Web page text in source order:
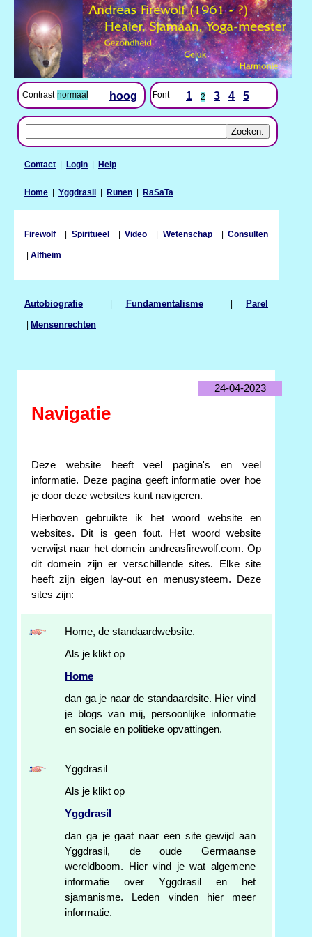
Contrast normaal hoog Font 1 2 3 4 5
Contact | Login | Help
Home | Yggdrasil | Runen | RaSaTa
Firewolf | Spiritueel| Video | Wetenschap| Consulten
| Alfheim
Autobiografie | Fundamentalisme| Parel
| Mensenrechten
24-04-2023
Navigatie
Deze website heeft veel pagina's en veel
informatie. Deze pagina geeft informatie over hoe
je door deze websites kunt navigeren.
Hierboven gebruikte ik het woord website en
websites. Dit is geen fout. Het woord website
verwijst naar het domein andreasfirewolf.com. Op
dit domein zijn er verschillende sites. Elke site
heeft zijn eigen lay-out en menusysteem. Deze
sites zijn:
Home, de standaardwebsite.
Als je klikt op
Home
dan ga je naar de standaardsite. Hier vind
je blogs van mij, persoonlijke informatie
en sociale en politieke opvattingen.
Yggdrasil
Als je klikt op
Yggdrasil
dan ga je gaat naar een site gewijd aan
Yggdrasil, de oude Germaanse
wereldboom. Hier vind je wat algemene
informatie over Yggdrasil en het
sjamanisme. Leden vinden hier meer
informatie.